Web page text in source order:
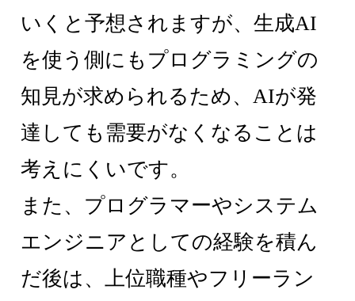
いくと予想されますが、生成AI
を使う側にもプログラミングの
知見が求められるため、AIが発
達しても需要がなくなることは
考えにくいです。
また、プログラマーやシステム
エンジニアとしての経験を積ん
だ後は、上位職種やフリーラン